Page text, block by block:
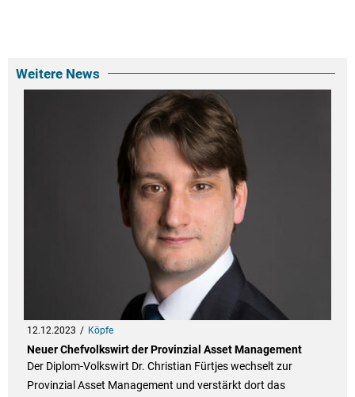
Weitere News
12.12.2023 Köpfe
Neuer Chefvolkswirt der Provinzial Asset Management
Der Diplom-Volkswirt Dr. Christian Fürtjes wechselt zur
Provinzial Asset Management und verstärkt dort das